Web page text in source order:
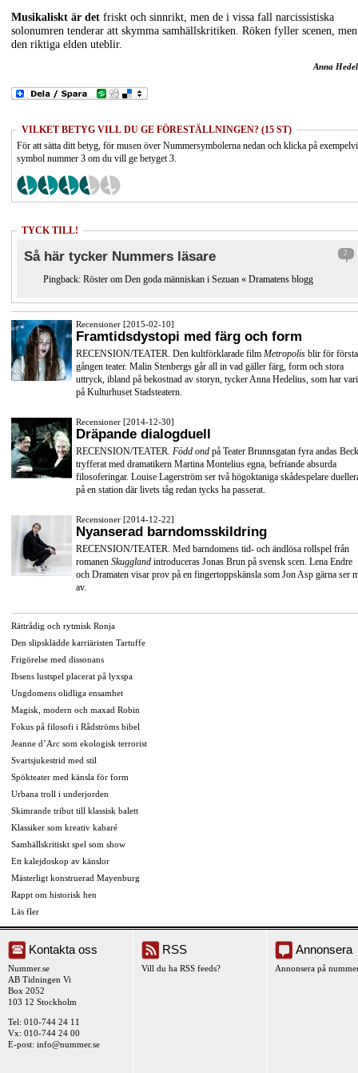
Musikaliskt är det friskt och sinnrikt, men de i vissa fall narcissistiska
solonumren tenderar att skymma samhällskritiken. Röken fyller scenen, men
den riktiga elden uteblir.
Anna
VILKET BETYG VILL DU GE FÖRESTÄLLNINGEN? (15 ST)
För att sätta ditt betyg, för musen över Nummersymbolerna nedan och klicka på
symbol nummer 3 om du vill ge betyget 3.
TYCK TILL!
Så här tycker Nummers läsare 2
Pingback: Röster om Den goda människan i Sezuan « Dramatens blogg
Recensioner [2015-02-10]
Framtidsdystopi med färg och form
RECENSION/TEATER. Den kultförklarade film Metropolis blir för första
gången teater. Malin Stenbergs går all in vad gäller färg, form och stora
uttryck, ibland på bekostnad av storyn, tycker Anna Hedelius, som har
på Kulturhuset Stadsteatern.
Recensioner [2014-12-30]
Dräpande dialogduell
RECENSION/TEATER. Född ond på Teater Brunnsgatan fyra andas
tryfferat med dramatikern Martina Montelius egna, befriande absurda
filosoferingar. Louise Lagerström ser två högoktaniga skådespelare
på en station där livets tåg redan tycks ha passerat.
Recensioner [2014-12-22]
Nyanserad barndomsskildring
RECENSION/TEATER. Med barndomens tid- och ändlösa rollspel från
romanen Skuggland introduceras Jonas Brun på svensk scen. Lena Endre
och Dramaten visar prov på en fingertoppskänsla som Jon Asp gärna ser
av.
Rättrådig och rytmisk Ronja
Den slipsklädde karriäristen Tartuffe
Frigörelse med dissonans
Ibsens lustspel placerat på lyxspa
Ungdomens olidliga ensamhet
Magisk, modern och maxad Robin
Fokus på filosofi i Rådströms bibel
Jeanne d’Arc som ekologisk terrorist
Svartsjukestrid med stil
Spökteater med känsla för form
Urbana troll i underjorden
Skimrande tribut till klassisk balett
Klassiker som kreativ kabaré
Samhällskritiskt spel som show
Ett kalejdoskop av känslor
Mästerligt konstruerad Mayenburg
Rappt om historisk hen
Läs fler
Kontakta oss
Nummer.se
AB Tidningen Vi
Box 2052
103 12 Stockholm
Tel: 010-744 24 11
Vx: 010-744 24 00
E-post: info@nummer.se
RSS
Vill du ha RSS feeds?
Annonsera
Annonsera på